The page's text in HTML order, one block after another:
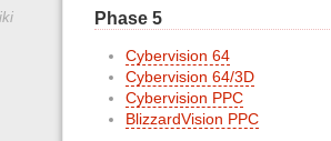
Phase 5
Cybervision 64
Cybervision 64/3D
Cybervision PPC
BlizzardVision PPC